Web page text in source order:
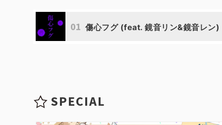
01 傷心フグ (feat. 鏡音リン&鏡音レン)
SPECIAL